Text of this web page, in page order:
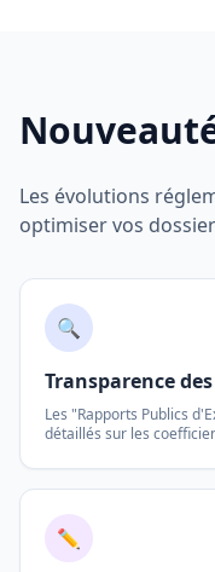
Les évolutions
optimiser vos
🔍
Transparence
Les "Rapports Publics
détaillés sur les
✏️